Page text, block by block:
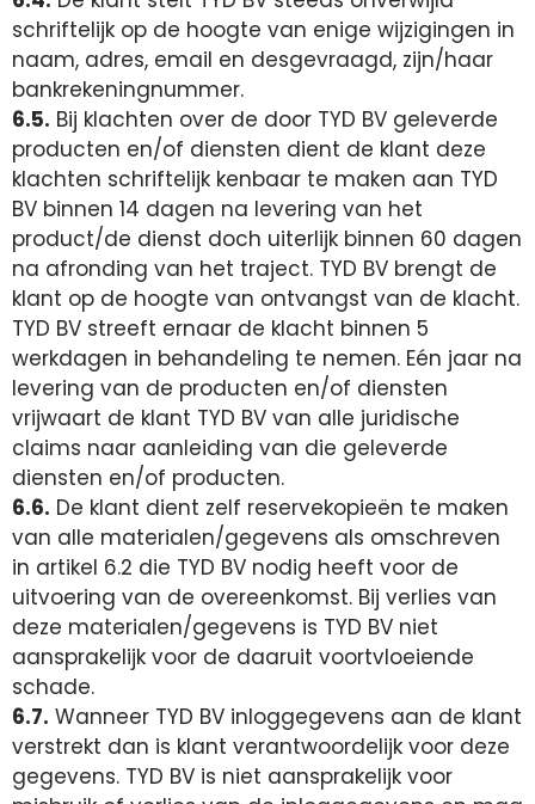
schriftelijk op de hoogte van enige wijzigingen in
naam, adres, email en desgevraagd, zijn/haar
bankrekeningnummer.
6.5. Bij klachten over de door TYD BV geleverde
producten en/of diensten dient de klant deze
klachten schriftelijk kenbaar te maken aan TYD
BV binnen 14 dagen na levering van het
product/de dienst doch uiterlijk binnen 60 dagen
na afronding van het traject. TYD BV brengt de
klant op de hoogte van ontvangst van de klacht.
TYD BV streeft ernaar de klacht binnen 5
werkdagen in behandeling te nemen. Eén jaar na
levering van de producten en/of diensten
vrijwaart de klant TYD BV van alle juridische
claims naar aanleiding van die geleverde
diensten en/of producten.
6.6. De klant dient zelf reservekopieën te maken
van alle materialen/gegevens als omschreven
in artikel 6.2 die TYD BV nodig heeft voor de
uitvoering van de overeenkomst. Bij verlies van
deze materialen/gegevens is TYD BV niet
aansprakelijk voor de daaruit voortvloeiende
schade.
6.7. Wanneer TYD BV inloggegevens aan de klant
verstrekt dan is klant verantwoordelijk voor deze
gegevens. TYD BV is niet aansprakelijk voor